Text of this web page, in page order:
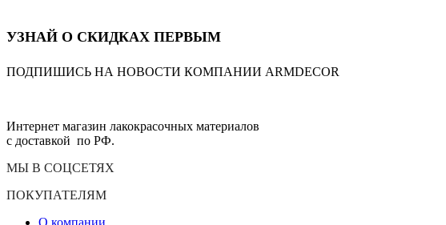
УЗНАЙ О СКИДКАХ ПЕРВЫМ
ПОДПИШИСЬ НА НОВОСТИ КОМПАНИИ ARMDECOR
Интернет магазин лакокрасочных материалов
с доставкой по РФ.
МЫ В СОЦСЕТЯХ
ПОКУПАТЕЛЯМ